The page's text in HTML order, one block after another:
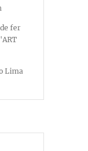
fer
Lima